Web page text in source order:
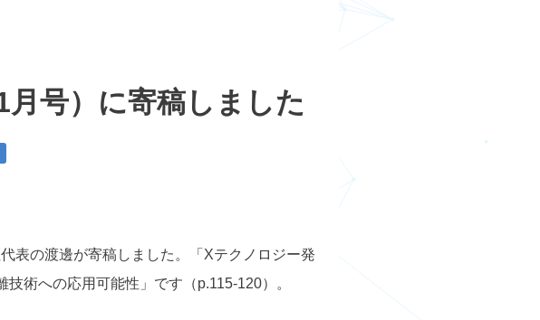
号）に寄稿しました
代表の渡邊が寄稿しました。「Xテクノロジー発
術への応用可能性」です（p.115-120）。